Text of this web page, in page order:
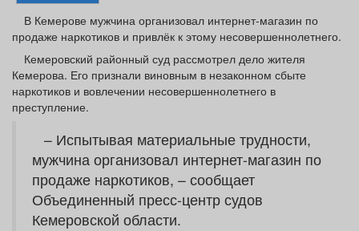
Афиша Обучение Проекты
Товары
ТВ программа Я - пенсионер
В Кемерове мужчина организовал интернет-магазин по
продаже наркотиков и привлёк к этому несовершеннолетнего.
Кемеровский районный суд рассмотрел дело жителя
Кемерова. Его признали виновным в незаконном сбыте
наркотиков и вовлечении несовершеннолетнего в
преступление.
– Испытывая материальные трудности,
мужчина организовал интернет-магазин по
продаже наркотиков, – сообщает
Объединенный пресс-центр судов
Кемеровской области.